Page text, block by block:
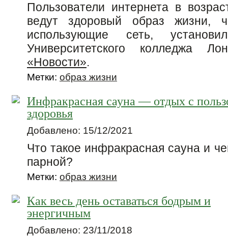
Пользователи интернета в
ведут здоровый образ жизни,
использующие сеть,
Университетского колледжа
«Новости».
Метки: образ жизни
Инфракрасная сауна — отдых с
здоровья
Добавлено: 15/12/2021
Что такое инфракрасная сауна и
парной?
Метки: образ жизни
Как весь день оставаться бодрым и
энергичным
Добавлено: 23/11/2018